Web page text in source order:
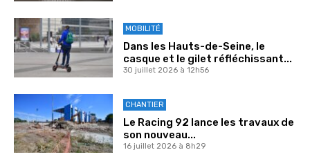
MOBILITÉ
Dans les Hauts-de-Seine, le
casque et le gilet réfléchissant...
30 juillet 2026 à 12h56
CHANTIER
Le Racing 92 lance les travaux de
son nouveau...
16 juillet 2026 à 8h29